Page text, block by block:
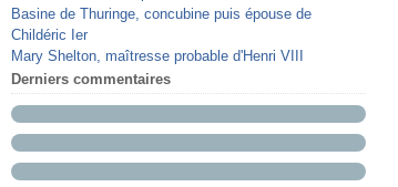
Basine de Thuringe, concubine puis épouse de
Childéric Ier
Mary Shelton, maîtresse probable d'Henri VIII
Derniers commentaires